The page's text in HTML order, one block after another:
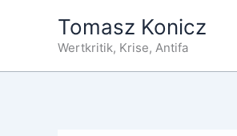
Tomasz Konicz
Wertkritik, Krise, Antifa